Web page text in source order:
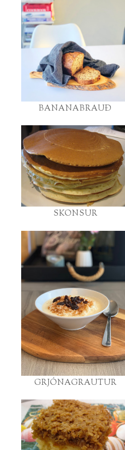
BANANABRAUÐ
SKONSUR
GRJÓNAGRAUTUR